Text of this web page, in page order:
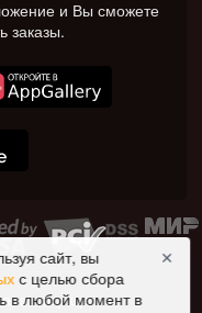
и Вы сможете
заказы.
защищены.
сайт, вы
с целью сбора
в любой момент в
✕